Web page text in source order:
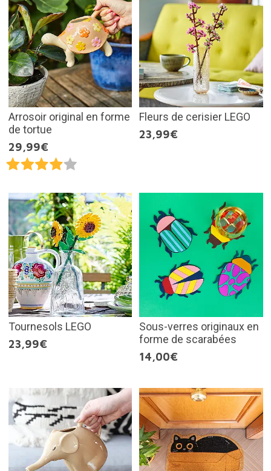
Arrosoir original en forme
de tortue
29,99€
Fleurs de cerisier LEGO
23,99€
Tournesols LEGO
23,99€
Sous-verres originaux en
forme de scarabées
14,00€